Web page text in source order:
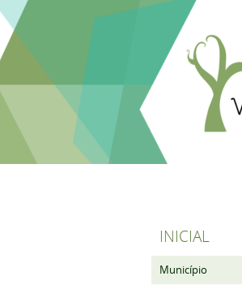
INICIAL
Município